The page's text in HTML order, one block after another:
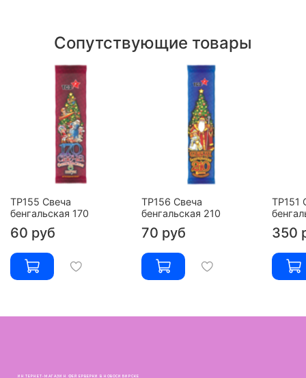
Сопутствующие товары
ТР155 Свеча
бенгальская 170
60 руб
ТР156 Свеча
бенгальская 210
70 руб
ТР151
350
ИНТЕРНЕТ-МАГАЗИН ФЕЙЕРВЕРКИ В НОВОСИБИРСКЕ